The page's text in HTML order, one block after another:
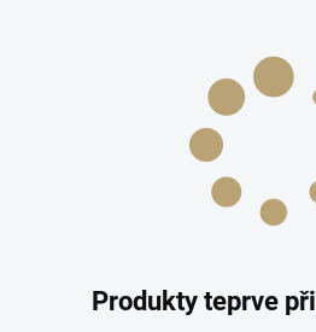
Produkty teprve